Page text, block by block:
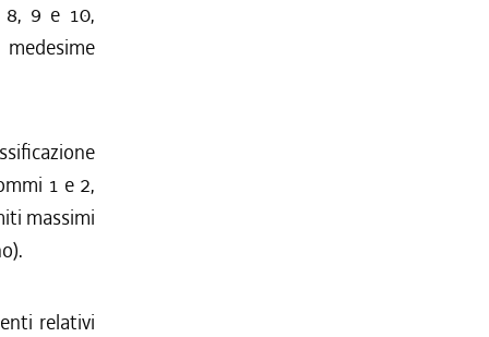
8, 9 e 10,
1 e 2,
massimi
relativi